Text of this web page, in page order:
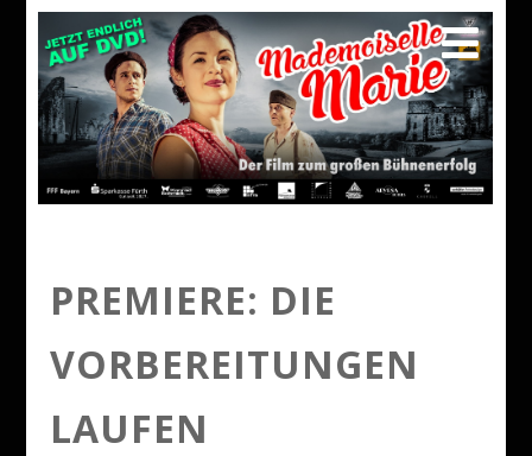
PREMIERE: DIE
VORBEREITUNGEN
LAUFEN